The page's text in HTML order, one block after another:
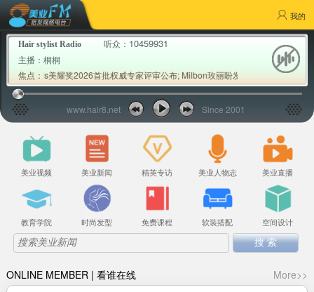
我的
Hair stylist Radio 听众： 10459931
主播：桐桐
焦点：
Awards美耀奖2026首批权威专家评审公布; Milbon玫丽盼发布2026年春夏流行
www.hair8.net Since 2001
美业视频 美业新闻 精英专访 美业人物志 美业直播
教育学院 时尚发型 免费课程 软装搭配 空间设计
ONLINE MEMBER | 看谁在线
More>>